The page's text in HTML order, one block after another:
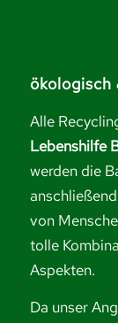
ökologisch
Alle
Lebenshilfe
werden die
von
tolle
Aspekten.
Da unser